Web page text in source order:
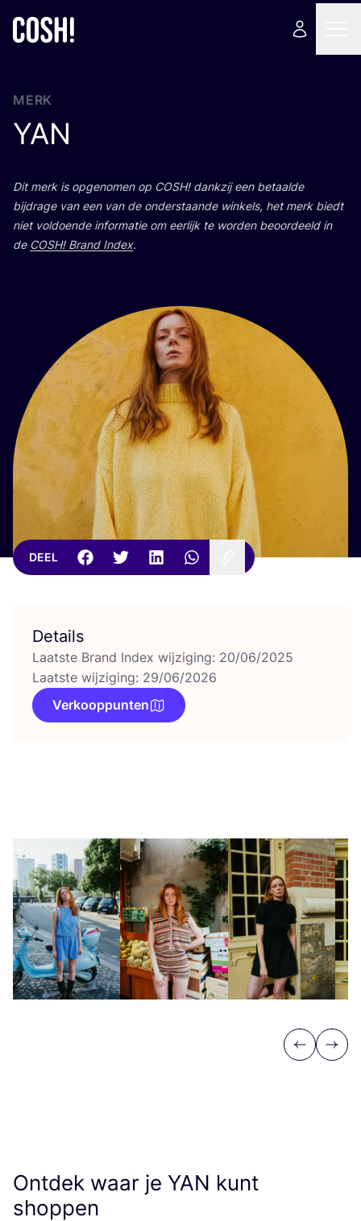
MERK
YAN
Dit merk is opge­no­men op COSH! dank­zij een betaal­de
bij­dra­ge van een van de onder­staan­de win­kels, het merk biedt
niet vol­doen­de infor­ma­tie om eer­lijk te wor­den beoor­deeld in
de COSH! Brand Index.
DEEL
Details
Laatste Brand Index wijziging: 20/06/2025
Laatste wijziging: 29/06/2026
Verkooppunten
Previous
Next
Ontdek waar je YAN kunt
shoppen